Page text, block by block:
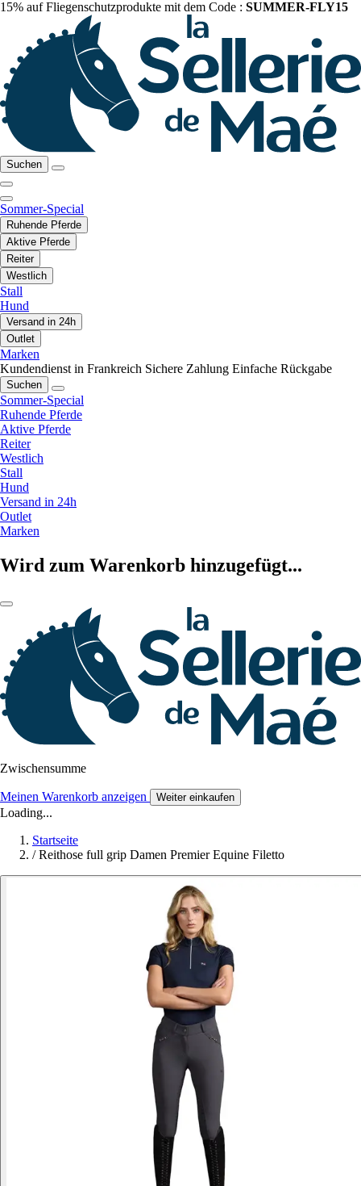
15% auf Fliegenschutzprodukte mit dem Code : SUMMER-FLY15
Suchen
Sommer-Special
Ruhende Pferde
Aktive Pferde
Reiter
Westlich
Stall
Hund
Versand in 24h
Outlet
Marken
Kundendienst in Frankreich Sichere Zahlung Einfache Rückgabe
Suchen
Sommer-Special
Ruhende Pferde
Aktive Pferde
Reiter
Westlich
Stall
Hund
Versand in 24h
Outlet
Marken
Wird zum Warenkorb hinzugefügt...
Zwischensumme
Meinen Warenkorb anzeigen Weiter einkaufen
Loading...
Startseite
/ Reithose full grip Damen Premier Equine Filetto